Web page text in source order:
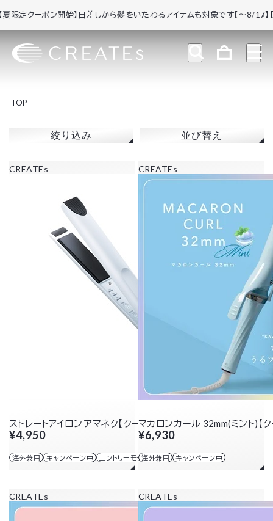
定クーポン開始】日差しから髪をいたわるアイテムも対象です【～8/17】【夏
TOP
絞り込み 並び替え
CREATEs
ストレートアイロン アマネク【クーポン8/17まで】
¥4,950
海外兼用 キャンペーン中 エントリーモデル
CREATEs
マカロンカール 32mm(ミント)【
¥6,930
海外兼用 キャンペーン中
CREATEs CREATEs